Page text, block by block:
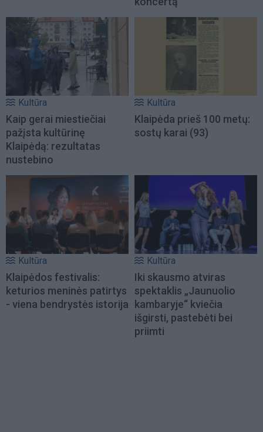
Kultūra
Kaip gerai miestiečiai
pažįsta kultūrinę
Klaipėdą: rezultatas
nustebino
Kultūra
Klaipėda prieš 100 metų:
sostų karai (93)
Kultūra
Klaipėdos festivalis:
keturios meninės patirtys
- viena bendrystės istorija
Kultūra
Iki skausmo atviras
spektaklis „Jaunuolio
kambaryje“ kviečia
išgirsti, pastebėti bei
priimti